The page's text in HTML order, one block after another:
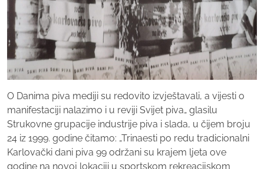
O Danima piva mediji su redovito izvještavali, a vijesti o
manifestaciji nalazimo i u reviji Svijet piva„ glasilu
Strukovne grupacije industrije piva i slada, u čijem broju
24 iz 1999. godine čitamo: „Trinaesti po redu tradicionalni
Karlovački dani piva 99 održani su krajem ljeta ove
godine na novoj lokaciji u sportskom rekreacijskom